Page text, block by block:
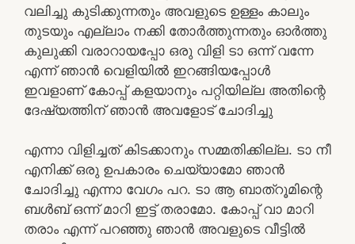
വലിച്ചു കുടിക്കുന്നതും അവളുടെ ഉള്ളം കാലും
തുടയും എല്ലാം നക്കി തോർത്തുന്നതും ഓർത്തു
കുലുക്കി വരാറായപ്പോ ഒരു വിളി ടാ ഒന്ന് വന്നേ
എന്ന് ഞാൻ വെളിയിൽ ഇറങ്ങിയപ്പോൾ
ഇവളാണ് കോപ്പ് കളയാനും പറ്റിയില്ല അതിന്റെ
ദേഷ്യത്തിന് ഞാൻ അവളോട്‌ ചോദിച്ചു
എന്നാ വിളിച്ചത് കിടക്കാനും സമ്മതിക്കില്ല. ടാ നീ
എനിക്ക് ഒരു ഉപകാരം ചെയ്യാമോ ഞാൻ
ചോദിച്ചു എന്നാ വേഗം പറ. ടാ ആ ബാത്‌റൂമിന്റെ
ബൾബ് ഒന്ന് മാറി ഇട്ട് തരാമോ. കോപ്പ് വാ മാറി
തരാം എന്ന് പറഞ്ഞു ഞാൻ അവളുടെ വീട്ടിൽ